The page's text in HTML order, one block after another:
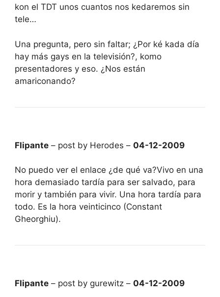
kon el TDT unos cuantos nos kedaremos sin
tele…
Una pregunta, pero sin faltar; ¿Por ké kada día
hay más gays en la televisión?, komo
presentadores y eso. ¿Nos están
amariconando?
Flipante – post by Herodes – 04-12-2009
No puedo ver el enlace ¿de qué va?Vivo en una
hora demasiado tardía para ser salvado, para
morir y también para vivir. Una hora tardía para
todo. Es la hora veinticinco (Constant
Gheorghiu).
Flipante – post by gurewitz – 04-12-2009